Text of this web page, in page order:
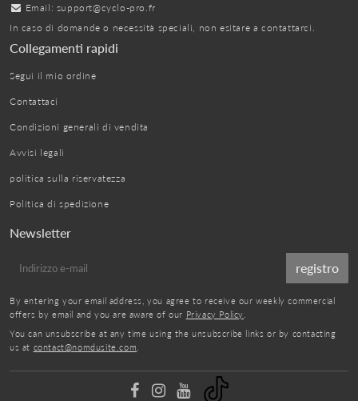
Email: support@cyclo-pro.fr
In caso di domande o necessità speciali, non esitare a contattarci.
Collegamenti rapidi
Segui il mio ordine
Contattaci
Condizioni generali di vendita
Avvisi legali
politica sulla riservatezza
Politica di spedizione
Newsletter
mail
registro
By entering your email address, you agree to receive our weekly commercial
offers by email and you are aware of our Privacy Policy
You can unsubscribe at any time using the unsubscribe links or by contacting
us at contact@nomdusite.com